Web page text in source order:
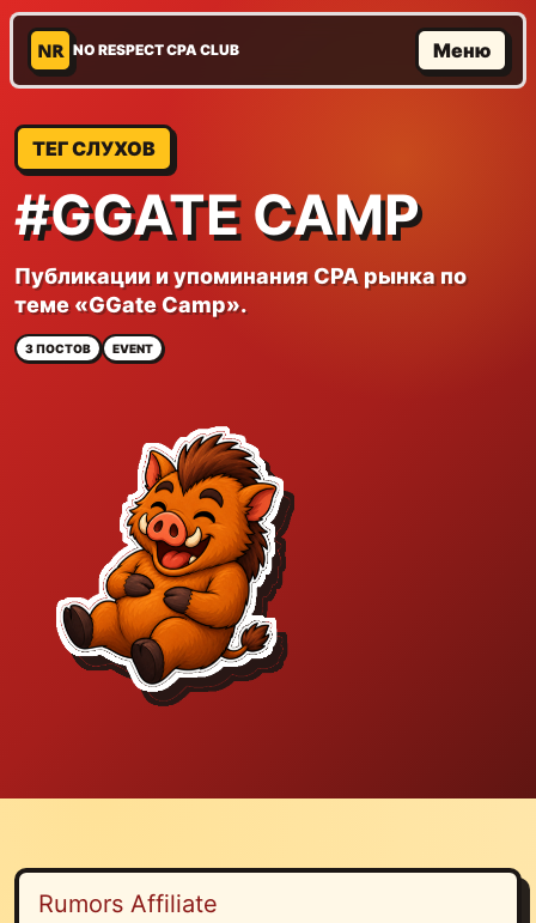
NR NO RESPECT CPA CLUB Меню
ТЕГ СЛУХОВ
#GGATE CAMP
Публикации и упоминания CPA рынка по
теме «GGate Camp».
3 ПОСТОВ EVENT
Rumors Affiliate